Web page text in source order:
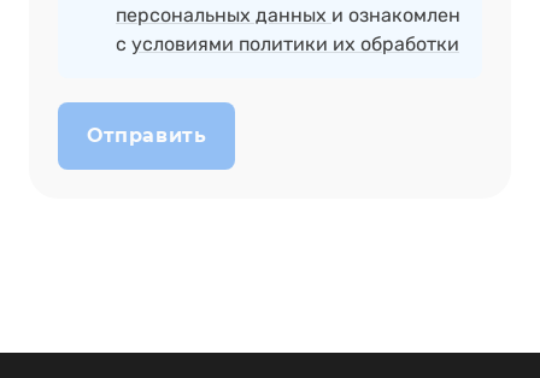
персональных данных и ознакомлен
с условиями политики их обработки
Отправить